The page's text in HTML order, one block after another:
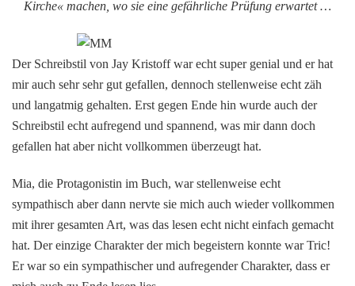
Kirche« machen, wo sie eine gefährliche Prüfung erwartet …
Der Schreibstil von Jay Kristoff war echt super genial und er hat
mir auch sehr sehr gut gefallen, dennoch stellenweise echt zäh
und langatmig gehalten. Erst gegen Ende hin wurde auch der
Schreibstil echt aufregend und spannend, was mir dann doch
gefallen hat aber nicht vollkommen überzeugt hat.
Mia, die Protagonistin im Buch, war stellenweise echt
sympathisch aber dann nervte sie mich auch wieder vollkommen
mit ihrer gesamten Art, was das lesen echt nicht einfach gemacht
hat. Der einzige Charakter der mich begeistern konnte war Tric!
Er war so ein sympathischer und aufregender Charakter, dass er